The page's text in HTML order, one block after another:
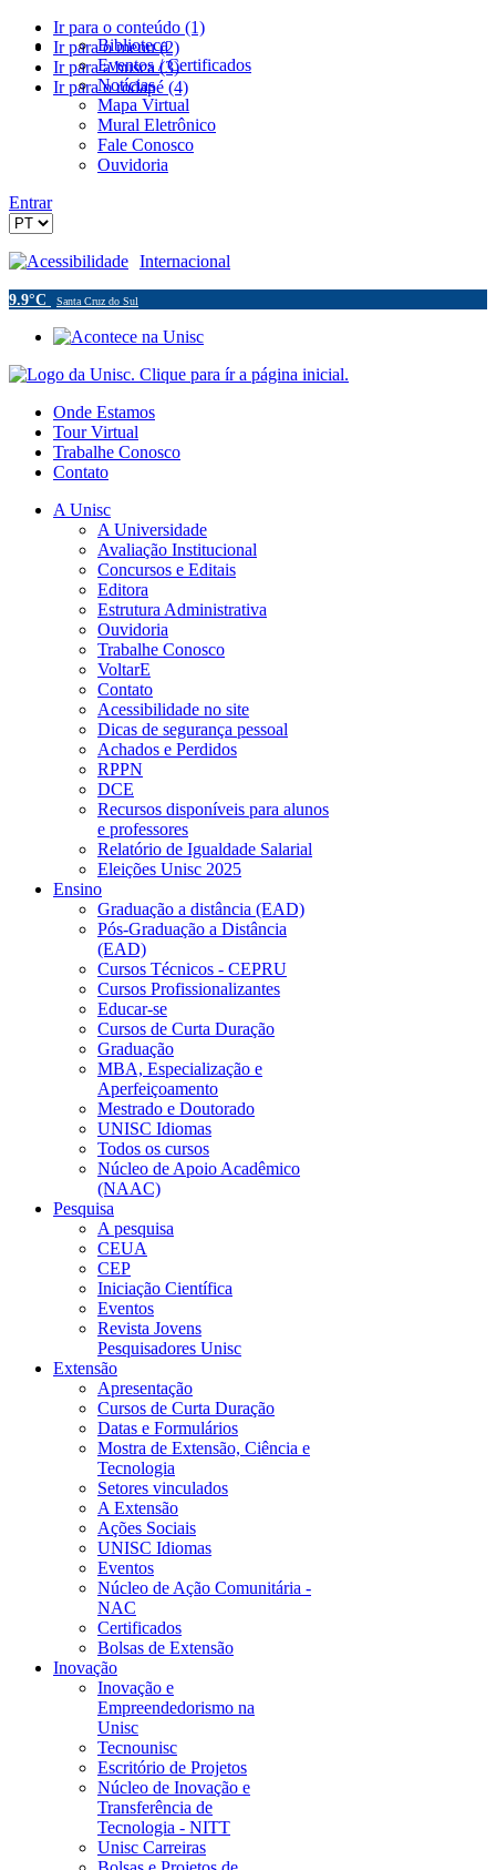
Ir para o conteúdo (1)
Ir para o menu (2)
Ir para a busca (3)
Ir para o rodapé (4)
Biblioteca
Eventos / Certificados
Notícias
Mapa Virtual
Mural Eletrônico
Fale Conosco
Ouvidoria
Entrar
Acessibilidade Internacional
9.9°C Santa Cruz do Sul
Onde Estamos
Tour Virtual
Trabalhe Conosco
Contato
A Unisc
A Universidade
Avaliação Institucional
Concursos e Editais
Editora
Estrutura Administrativa
Ouvidoria
Trabalhe Conosco
VoltarE
Contato
Acessibilidade no site
Dicas de segurança pessoal
Achados e Perdidos
RPPN
DCE
Recursos disponíveis para alunos
e professores
Relatório de Igualdade Salarial
Eleições Unisc 2025
Ensino
Graduação a distância (EAD)
Pós-Graduação a Distância
(EAD)
Cursos Técnicos - CEPRU
Cursos Profissionalizantes
Educar-se
Cursos de Curta Duração
Graduação
MBA, Especialização e
Aperfeiçoamento
Mestrado e Doutorado
UNISC Idiomas
Todos os cursos
Núcleo de Apoio Acadêmico
(NAAC)
Pesquisa
A pesquisa
CEUA
CEP
Iniciação Científica
Eventos
Revista Jovens
Pesquisadores Unisc
Extensão
Apresentação
Cursos de Curta Duração
Datas e Formulários
Mostra de Extensão, Ciência e
Tecnologia
Setores vinculados
A Extensão
Ações Sociais
UNISC Idiomas
Eventos
Núcleo de Ação Comunitária -
NAC
Certificados
Bolsas de Extensão
Inovação
Inovação e
Empreendedorismo na
Unisc
Tecnounisc
Escritório de Projetos
Núcleo de Inovação e
Transferência de
Tecnologia - NITT
Unisc Carreiras